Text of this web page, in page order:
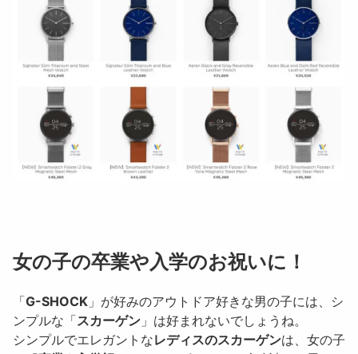
女の子の卒業や入学のお祝いに！
「G-SHOCK 」が好みのアウトドア好きな男の子には、シ
ンプルな「スカーゲン 」は好まれないでしょうね。
シンプルでエレガントなレディスのスカーゲンは、女の子